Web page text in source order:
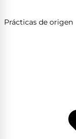
Prácticas de origen